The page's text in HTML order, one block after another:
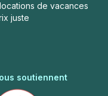
de vacances
juste
soutiennent